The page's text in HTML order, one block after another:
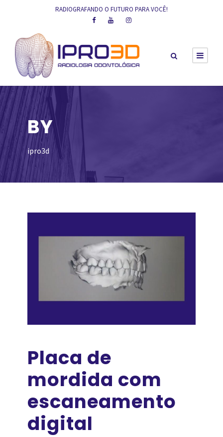
RADIOGRAFANDO O FUTURO PARA VOCÊ!
BY
ipro3d
Placa de
mordida com
escaneamento
digital